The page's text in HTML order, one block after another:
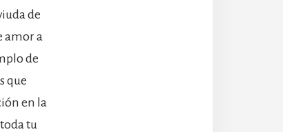
de
amor a
de
que
en la
tu